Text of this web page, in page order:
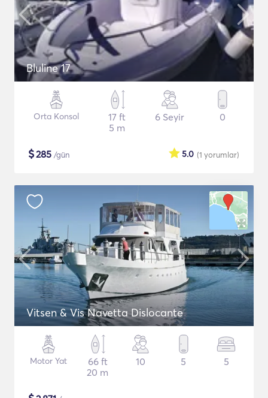
Bluline 17
Orta Konsol
17 ft
5 m
6 Seyir 0
$285 /gün (1 yorumlar)
5.0
Vitsen & Vis Navetta Dislocante
Motor Yat
66 ft
20 m
10 5 5